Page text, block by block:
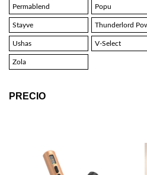
Permablend Popu
Stayve Thunderlord
Ushas V-Select
Zola
PRECIO